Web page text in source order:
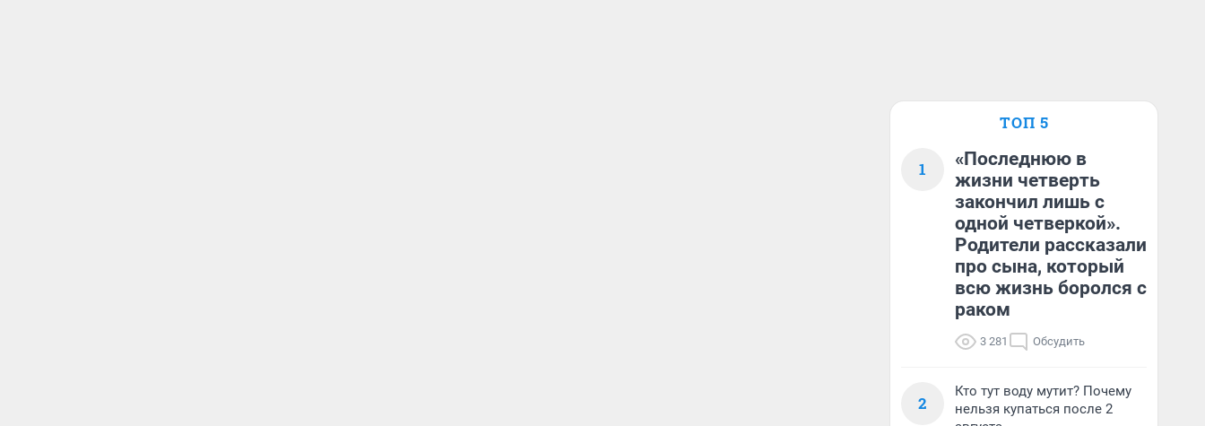
ТОП 5
1
«Последнюю в
жизни четверть
закончил лишь с
одной четверкой».
Родители рассказали
про сына, который
всю жизнь боролся с
раком
3 281 Обсудить
2
Кто тут воду мутит? Почему
нельзя купаться после 2